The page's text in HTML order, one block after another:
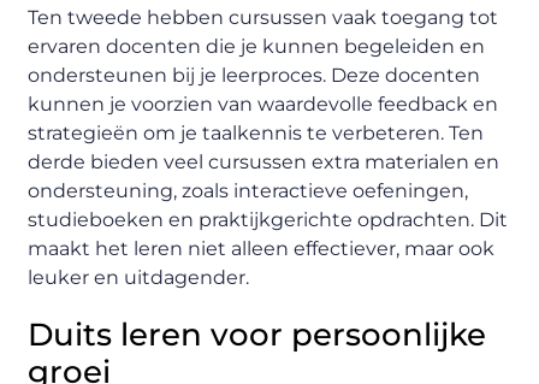
Ten tweede hebben cursussen vaak toegang tot
ervaren docenten die je kunnen begeleiden en
ondersteunen bij je leerproces. Deze docenten
kunnen je voorzien van waardevolle feedback en
strategieën om je taalkennis te verbeteren. Ten
derde bieden veel cursussen extra materialen en
ondersteuning, zoals interactieve oefeningen,
studieboeken en praktijkgerichte opdrachten. Dit
maakt het leren niet alleen effectiever, maar ook
leuker en uitdagender.
Duits leren voor persoonlijke
groei